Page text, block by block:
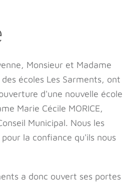
Monsieur et Madame
des écoles Les Sarments, ont
d'une nouvelle école
Marie Cécile MORICE,
Municipal. Nous les
la confiance qu'ils nous
a donc ouvert ses portes